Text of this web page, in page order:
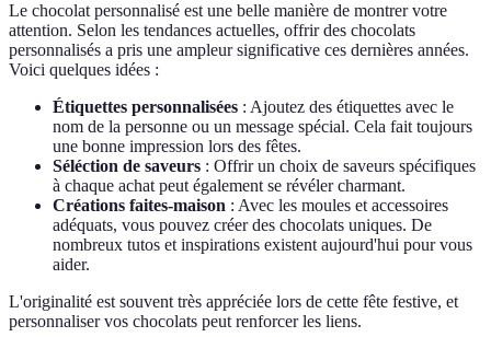
Le chocolat personnalisé est une belle manière de montrer votre
attention. Selon les tendances actuelles, offrir des chocolats
personnalisés a pris une ampleur significative ces dernières années.
Voici quelques idées :
Étiquettes personnalisées : Ajoutez des étiquettes avec le
nom de la personne ou un message spécial. Cela fait toujours
une bonne impression lors des fêtes.
Séléction de saveurs : Offrir un choix de saveurs spécifiques
à chaque achat peut également se révéler charmant.
Créations faites-maison : Avec les moules et accessoires
adéquats, vous pouvez créer des chocolats uniques. De
nombreux tutos et inspirations existent aujourd'hui pour vous
aider.
L'originalité est souvent très appréciée lors de cette fête festive, et
personnaliser vos chocolats peut renforcer les liens.